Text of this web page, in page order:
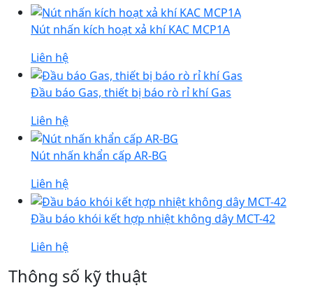
Nút nhấn kích hoạt xả khí KAC MCP1A
Liên hệ
Đầu báo Gas, thiết bị báo rò rỉ khí Gas
Liên hệ
Nút nhấn khẩn cấp AR-BG
Liên hệ
Đầu báo khói kết hợp nhiệt không dây MCT-42
Liên hệ
Thông số kỹ thuật